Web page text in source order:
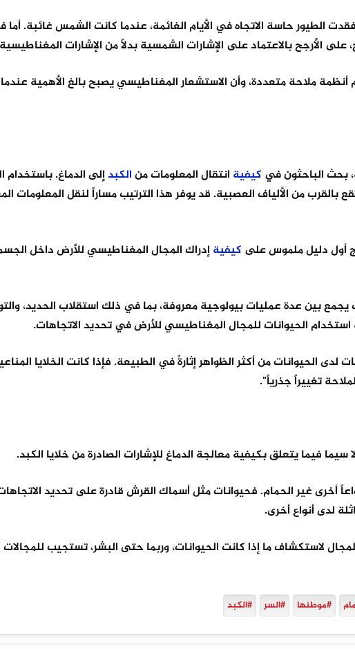
فقدت الطيور حاسة الاتجاه في الأيام الغائمة، عندما كانت الشمس غائبة.
على الأرجح بالاعتماد على الإشارات الشمسية بدلاً من الإشارات
ملاحة متعددة، وأن الاستشعار المغناطيسي يصبح بالغ الأهمية
بحث الباحثون في كيفية انتقال المعلومات منالكبدإلى الدماغ. باستخدام
بالقرب من الألياف العصبية. قد يوفر هذا الترتيب مساراً لنقل المعلومات
أول دليل ملموس على كيفيةإدراك المجال المغناطيسي للأرض داخل
يجمع بين عدة عمليات بيولوجية معروفة، بما في ذلك استقلاب الحديد،
الحيوانات للمجال المغناطيسي للأرض في تحديد الاتجاهات.
الحيوانات من أكثر الظواهر إثارةً في الطبيعة. فإذا كانت الخلايا
تغييراً جذرياً".
سيما فيما يتعلق بكيفية معالجة الدماغ للإشارات الصادرة من خلايا الكبد.
أخرى غير الحمام. فحيوانات مثل أسماك القرش قادرة على تحديد
لدى أنواع أخرى.
لاستكشاف ما إذا كانت الحيوانات، وربما حتى البشر، تستجيب
#موطنها #السر #الكبد